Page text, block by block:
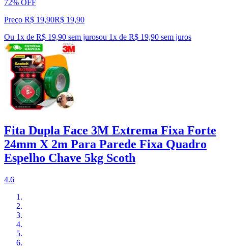
72% OFF
Preço R$ 19,90R$ 19,90
Ou 1x de R$ 19,90 sem jurosou 1x de R$ 19,90 sem juros
Fita Dupla Face 3M Extrema Fixa Forte
24mm X 2m Para Parede Fixa Quadro
Espelho Chave 5kg Scoth
4.6